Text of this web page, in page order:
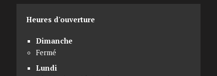
Heures d'ouverture
Dimanche
Fermé
Lundi